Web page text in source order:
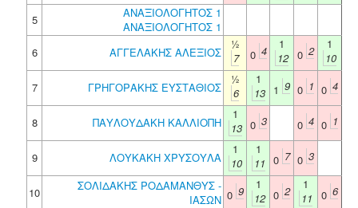
5
ΑΝΑΞΙΟΛΟΓΗΤΟΣ 1
ΑΝΑΞΙΟΛΟΓΗΤΟΣ 1
6
ΑΓΓΕΛΑΚΗΣ ΑΛΕΞΙΟΣ
½
7
0 4
1
12 0 2
1
10
7
ΓΡΗΓΟΡΑΚΗΣ ΕΥΣΤΑΘΙΟΣ
½
6
1
13
1 9 0 1 0 4
8 ΠΑΥΛΟΥΔΑΚΗ ΚΑΛΛΙΟΠΗ
1
13 0 3 0 4 0 1
9 ΛΟΥΚΑΚΗ ΧΡΥΣΟΥΛΑ
1
10
1
11 0 7 0 3
10
ΣΟΛΙΔΑΚΗΣ ΡΟΔΑΜΑΝΘΥΣ -
ΙΑΣΩΝ 0 9
1
12 0 2
1
11
0 6